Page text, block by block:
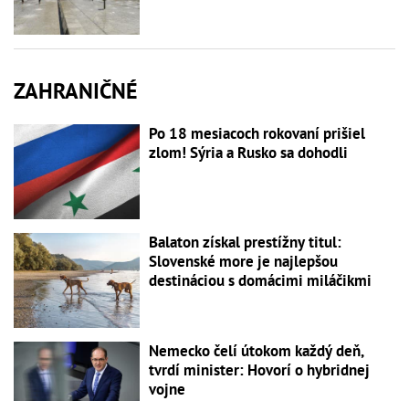
ZAHRANIČNÉ
Po 18 mesiacoch rokovaní prišiel
zlom! Sýria a Rusko sa dohodli
Balaton získal prestížny titul:
Slovenské more je najlepšou
destináciou s domácimi miláčikmi
Nemecko čelí útokom každý deň,
tvrdí minister: Hovorí o hybridnej
vojne